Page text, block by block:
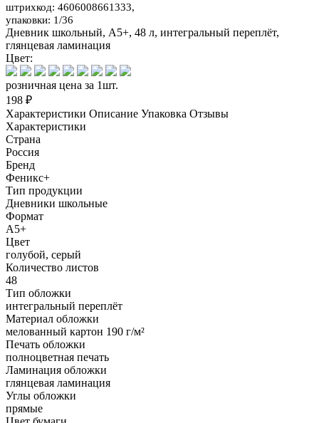
штрихкод: 4606008661333,
упаковки: 1/36
Дневник школьный, А5+, 48 л, интегральный переплёт,
глянцевая ламинация
Цвет:
розничная цена за 1шт.
198 ₽
Характеристики Описание Упаковка Отзывы
Характеристики
Страна
Россия
Бренд
Феникс+
Тип продукции
Дневники школьные
Формат
А5+
Цвет
голубой, серый
Количество листов
48
Тип обложки
интегральный переплёт
Материал обложки
мелованный картон 190 г/м²
Печать обложки
полноцветная печать
Ламинация обложки
глянцевая ламинация
Углы обложки
прямые